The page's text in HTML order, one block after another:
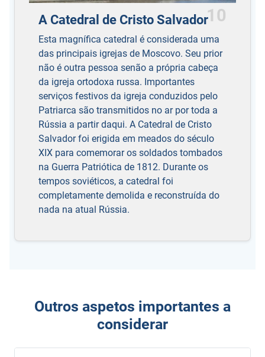
10
A Catedral de Cristo Salvador
Esta magnífica catedral é considerada uma
das principais igrejas de Moscovo. Seu prior
não é outra pessoa senão a própria cabeça
da igreja ortodoxa russa. Importantes
serviços festivos da igreja conduzidos pelo
Patriarca são transmitidos no ar por toda a
Rússia a partir daqui. A Catedral de Cristo
Salvador foi erigida em meados do século
XIX para comemorar os soldados tombados
na Guerra Patriótica de 1812. Durante os
tempos soviéticos, a catedral foi
completamente demolida e reconstruída do
nada na atual Rússia.
Outros aspetos importantes a
considerar